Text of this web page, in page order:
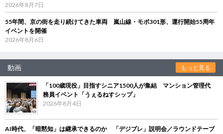
2026年8月7日
55年間、京の街を走り続けてきた車両 嵐山線・モボ301形、運行開始55周年
イベントを開催
2026年8月6日
動画 もっと見る
「100歳現役」目指すシニア1500人が集結 マンション管理代
務員イベント「うぇるねすシップ」
2026年8月4日
AI時代、「暗黙知」は継承できるのか 「デジブレ」説明会／ラウンドテーブ